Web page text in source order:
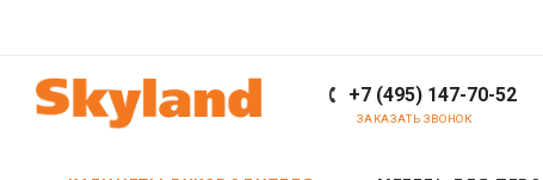
+7 (495) 147-70-52
ЗАКАЗАТЬ ЗВОНОК